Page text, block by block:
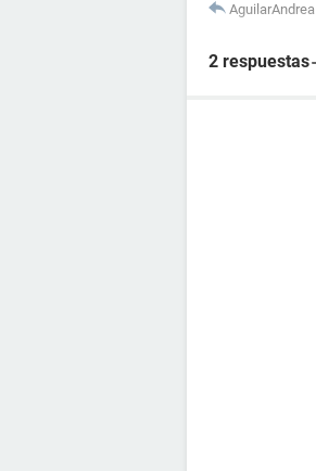
AguilarAndrea
2 respuestas